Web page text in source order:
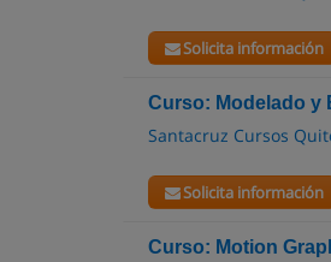
Solicita información
Curso: Modelado y
Santacruz Cursos
Solicita información
Curso: Motion